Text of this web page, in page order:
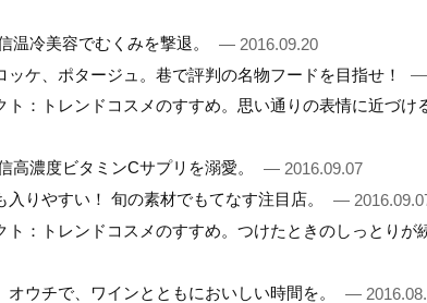
温冷美容でむくみを撃退。
— 2016.09.20
ッケ、ポタージュ。巷で評判の名物フードを目指せ！
—
ト：トレンドコスメのすすめ。思い通りの表情に近づ
高濃度ビタミンCサプリを溺愛。
— 2016.09.07
入りやすい！ 旬の素材でもてなす注目店。
—
ト：トレンドコスメのすすめ。つけたときのしっとり
オウチで、ワインとともにおいしい時間を。
—